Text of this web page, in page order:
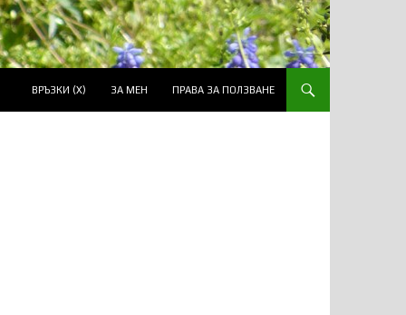
ВРЪЗКИ (Х) ЗА МЕН ПРАВА ЗА ПОЛЗВАНЕ